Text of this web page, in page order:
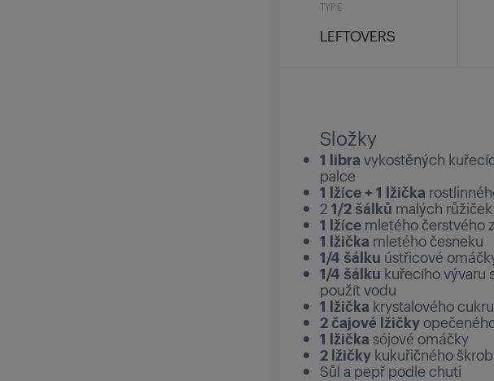
TYPE
LEFTOVERS
Složky
1 libra vykostěných
palce
1 lžíce + 1 lžička
2 1/2 šálků malých
1 lžícemletého čerstvého
1 lžička mletého česneku
1/4 šálku ústřicové
1/4 šálku kuřecího vývaru
použít vodu
1 lžička krystalového cukru
2 čajové lžičky
1 lžička sójové omáčky
2 lžičkykukuřičného
Sůl a pepř podle chuti